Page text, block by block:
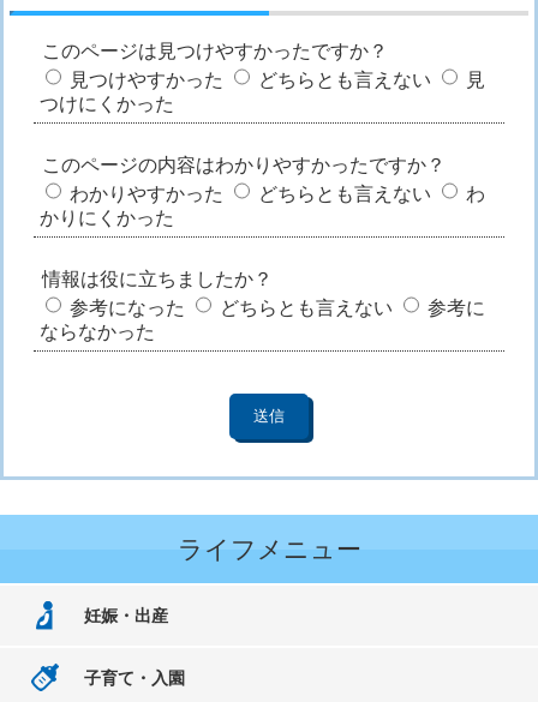
このページは見つけやすかったですか？
見つけやすかった
どちらとも言えない
見
つけにくかった
このページの内容はわかりやすかったですか？
わかりやすかった
どちらとも言えない
わ
かりにくかった
情報は役に立ちましたか？
参考になった
どちらとも言えない
参考に
ならなかった
ライフメニュー
妊娠・出産
子育て・入園